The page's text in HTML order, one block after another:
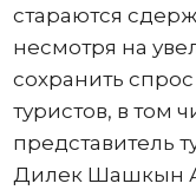
стараются
несмотря на
сохранить
туристов, в том
представитель
Дилек Шашкын